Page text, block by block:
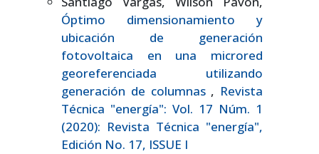
Óptimo dimensionamiento y
ubicación de generación
fotovoltaica en una microred
georeferenciada utilizando
generación de columnas , Revista
Técnica "energía": Vol. 17 Núm. 1
(2020): Revista Técnica "energía",
Edición No. 17, ISSUE I